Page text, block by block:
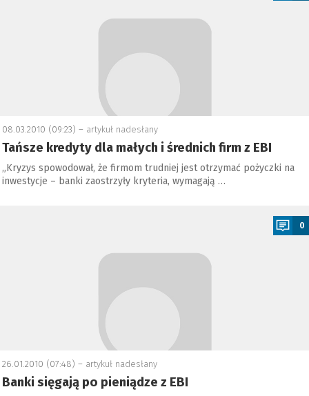
08.03.2010 (09:23) – artykuł nadesłany
Tańsze kredyty dla małych i średnich firm z EBI
„Kryzys spowodował, że firmom trudniej jest otrzymać pożyczki na
inwestycje – banki zaostrzyły kryteria, wymagają …
0
26.01.2010 (07:48) – artykuł nadesłany
Banki sięgają po pieniądze z EBI